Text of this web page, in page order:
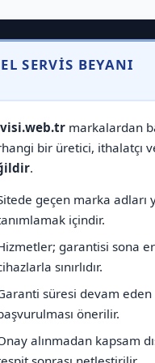
SERVIS BEYANI
markalardan
bir üretici, ithalatçı
.
geçen marka adları
içindir.
garantisi sona
sınırlıdır.
süresi devam
önerilir.
alınmadan kapsam